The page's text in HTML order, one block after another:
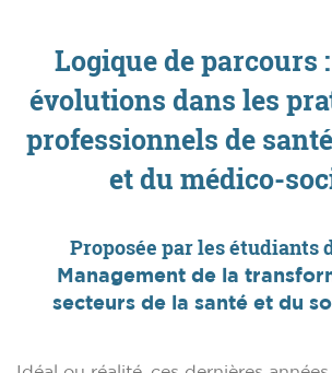
Logique de parcours
évolutions dans les
professionnels de
et du médico-
Proposée par les étudiants
Management de la
secteurs de la santé et du